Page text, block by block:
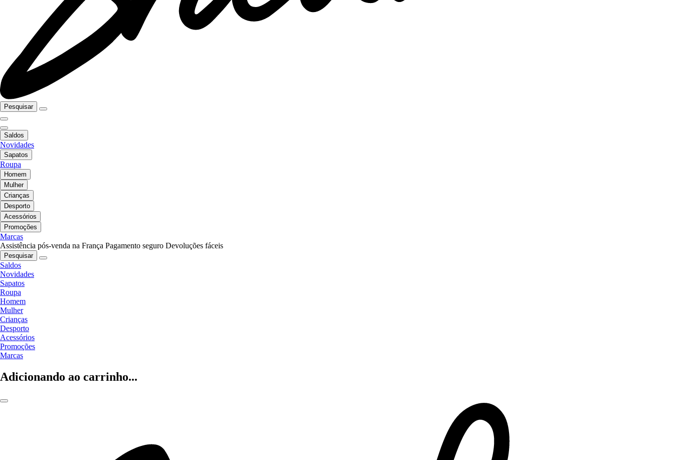
Pesquisar
Saldos
Novidades
Sapatos
Roupa
Homem
Mulher
Crianças
Desporto
Acessórios
Promoções
Marcas
Assistência pós-venda na França Pagamento seguro Devoluções fáceis
Pesquisar
Saldos
Novidades
Sapatos
Roupa
Homem
Mulher
Crianças
Desporto
Acessórios
Promoções
Marcas
Adicionando ao carrinho...